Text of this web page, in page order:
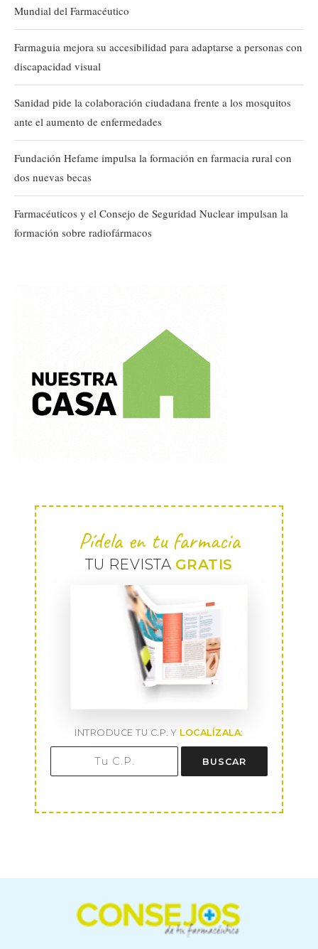
Mundial del Farmacéutico
Farmaguia mejora su accesibilidad para adaptarse a personas con
discapacidad visual
Sanidad pide la colaboración ciudadana frente a los mosquitos
ante el aumento de enfermedades
Fundación Hefame impulsa la formación en farmacia rural con
dos nuevas becas
Farmacéuticos y el Consejo de Seguridad Nuclear impulsan la
formación sobre radiofármacos
Pídela en tu farmacia
TU REVISTA GRATIS
INTRODUCE TU C.P. Y LOCALÍZALA:
BUSCAR